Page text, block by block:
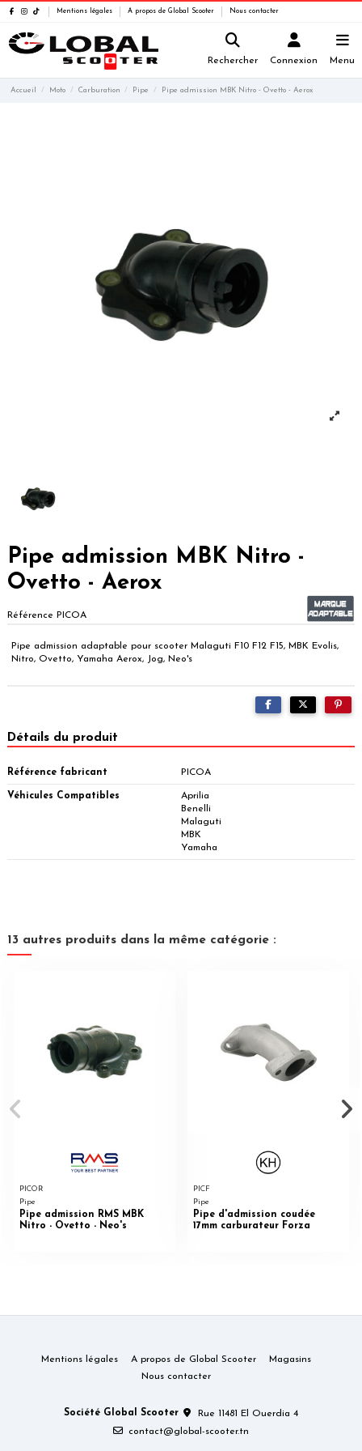
Mentions légales A propos de Global Scooter Nous contacter
Rechercher Connexion Menu
Accueil Moto Carburation Pipe Pipe admission MBK Nitro - Ovetto - Aerox
Pipe admission MBK Nitro -
Ovetto - Aerox
Référence PICOA
Pipe admission adaptable pour scooter Malaguti F10 F12 F15, MBK Evolis,
Nitro, Ovetto, Yamaha Aerox, Jog, Neo's
Détails du produit
Référence fabricant PICOA
Véhicules Compatibles
Aprilia
Benelli
Malaguti
MBK
Yamaha
13 autres produits dans la même catégorie :
PICOR
Pipe
Pipe admission RMS MBK
Nitro - Ovetto - Neo's
PICF
Pipe
Pipe d'admission coudée
17mm carburateur Forza
Mentions légales A propos de Global Scooter
Magasins
Nous contacter
Société Global Scooter
Rue 11481 El Ouerdia 4
contact@global-scooter.tn